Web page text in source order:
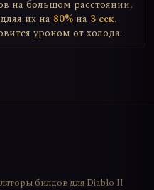
на большом расстоянии,
их на 80% на 3 сек.
уроном от холода.
билдов для Diablo II